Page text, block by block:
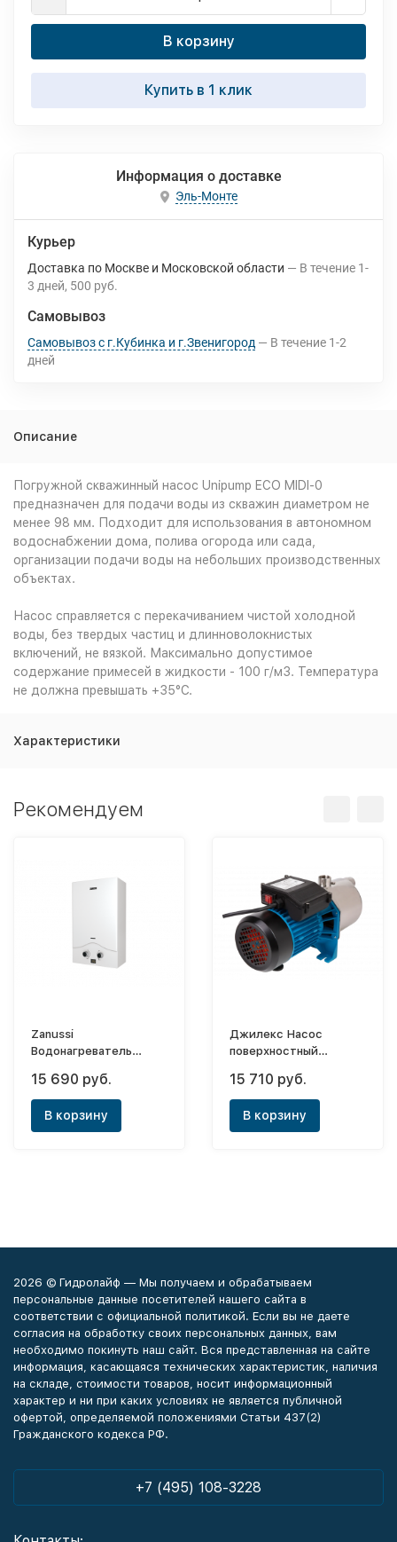
В корзину
Купить в 1 клик
Информация о доставке
Эль-Монте
Курьер
Доставка по Москве и Московской области В течение 1-
3 дней 500 руб.
Самовывоз
Самовывоз с г.Кубинка и г.Звенигород В течение 1-2
дней
Описание
Погружной скважинный насос Unipump ECO MIDI-0
предназначен для подачи воды из скважин диаметром не
менее 98 мм. Подходит для использования в автономном
водоснабжении дома, полива огорода или сада,
организации подачи воды на небольших производственных
объектах.
Насос справляется с перекачиванием чистой холодной
воды, без твердых частиц и длинноволокнистых
включений, не вязкой. Максимально допустимое
содержание примесей в жидкости - 100 г/м3. Температура
не должна превышать +35°С.
Характеристики
Рекомендуем
Zanussi
Водонагреватель
Senso GWH 10
15 690 руб.
В корзину
Джилекс Насос
поверхностный
15 710 руб.
В корзину
2026 © Гидролайф — Мы получаем и обрабатываем
персональные данные посетителей нашего сайта в
соответствии с официальной политикой. Если вы не даете
согласия на обработку своих персональных данных, вам
необходимо покинуть наш сайт. Вся представленная на сайте
информация, касающаяся технических характеристик, наличия
на складе, стоимости товаров, носит информационный
характер и ни при каких условиях не является публичной
офертой, определяемой положениями Статьи 437(2)
Гражданского кодекса РФ.
+7 (495) 108-3228